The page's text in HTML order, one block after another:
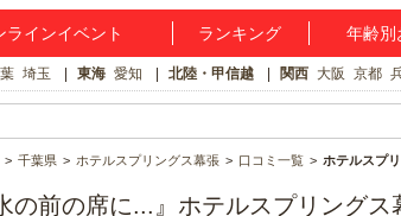
ラインイベント ランキング 年齢別
埼玉 東海 愛知 北陸・甲信越 関西 大阪 京都
千葉県 ホテルスプリングス幕張 口コミ一覧 ホテルスプ
の前の席に...』ホテルスプリングス